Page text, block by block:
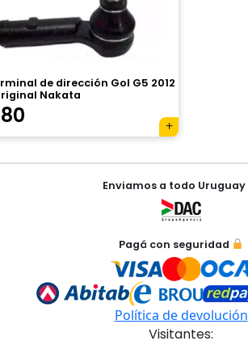
de dirección Gol G5 2012
Nakata
Enviamos a todo Uruguay
Pagá con seguridad
Política de devolución
Visitantes: